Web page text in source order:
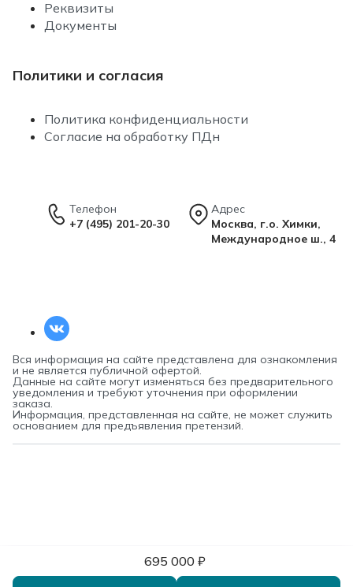
695 000 ₽
Реквизиты
Документы
Политики и согласия
Политика конфиденциальности
Согласие на обработку ПДн
Телефон
+7 (495) 201-20-30
Адрес
Москва, г.о. Химки,
Международное ш., 4
Вся информация на сайте представлена для ознакомления
и не является публичной офертой.
Данные на сайте могут изменяться без предварительного
уведомления и требуют уточнения при оформлении
заказа.
Информация, представленная на сайте, не может служить
основанием для предъявления претензий.